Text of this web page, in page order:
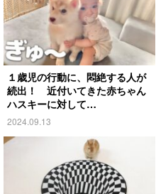
１歳児の行動に、悶絶する人が
続出！ 近付いてきた赤ちゃん
ハスキーに対して…
2024.09.13